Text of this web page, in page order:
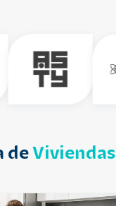
deViviendas